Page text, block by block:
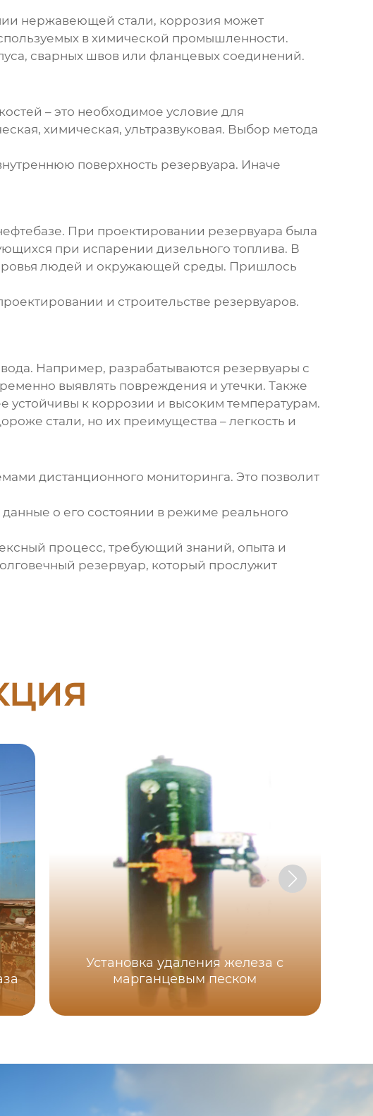
нержавеющей стали, коррозия может
в химической промышленности.
сварных швов или фланцевых соединений.
– это необходимое условие для
химическая, ультразвуковая. Выбор метода
поверхность резервуара. Иначе
При проектировании резервуара была
при испарении дизельного топлива. В
людей и окружающей среды. Пришлось
и строительстве резервуаров.
. Например, разрабатываются резервуары с
выявлять повреждения и утечки. Также
устойчивы к коррозии и высоким температурам.
стали, но их преимущества – легкость и
дистанционного мониторинга. Это позволит
данные о его состоянии в режиме реального
процесс, требующий знаний, опыта и
резервуар, который прослужит
Установка удаления железа с
марганцевым песком